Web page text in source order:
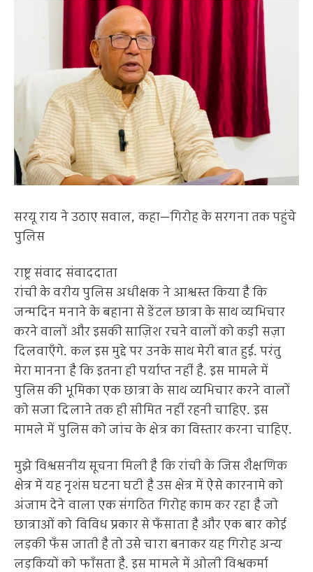
सरयू राय ने उठाए सवाल, कहा—गिरोह के सरगना तक पहुंचे
पुलिस
राष्ट्र संवाद संवाददाता
रांची के वरीय पुलिस अधीक्षक ने आश्वस्त किया है कि
जन्मदिन मनाने के बहाना से डेंटल छात्रा के साथ व्यभिचार
करने वालों और इसकी साज़िश रचने वालों को कड़ी सज़ा
दिलवाएँगे. कल इस मुद्दे पर उनके साथ मेरी बात हुई. परंतु
मेरा मानना है कि इतना ही पर्याप्त नहीं है. इस मामले में
पुलिस की भूमिका एक छात्रा के साथ व्यभिचार करने वालों
को सजा दिलाने तक ही सीमित नहीं रहनी चाहिए. इस
मामले में पुलिस को जांच के क्षेत्र का विस्तार करना चाहिए.
मुझे विश्वसनीय सूचना मिली है कि रांची के जिस शैक्षणिक
क्षेत्र में यह नृशंस घटना घटी है उस क्षेत्र में ऐसे कारनामे को
अंजाम देने वाला एक संगठित गिरोह काम कर रहा है जो
छात्राओं को विविध प्रकार से फँसाता है और एक बार कोई
लड़की फँस जाती है तो उसे चारा बनाकर यह गिरोह अन्य
लड़कियों को फाँसता है. इस मामले में ओली विश्वकर्मा